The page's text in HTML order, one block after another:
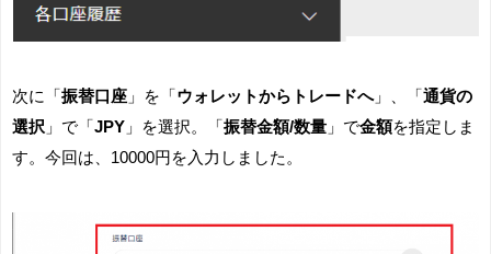
次に「 振替口座 」を「 ウォレットからトレードへ」、「 通貨の
選択 」で「 JPY 」を選択。「 振替金額/数量 」で金額を指定しま
す。今回は、10000円を入力しました。